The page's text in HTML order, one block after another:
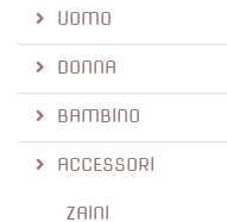
UOMO
DONNA
BAMBINO
ACCESSORI
ZAINI